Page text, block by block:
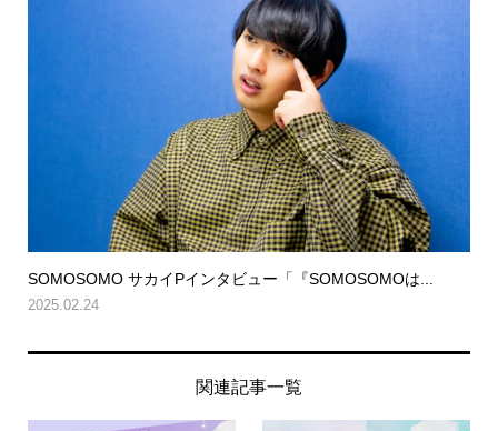
SOMOSOMO サカイPインタビュー「『SOMOSOMOは...
2025.02.24
関連記事一覧